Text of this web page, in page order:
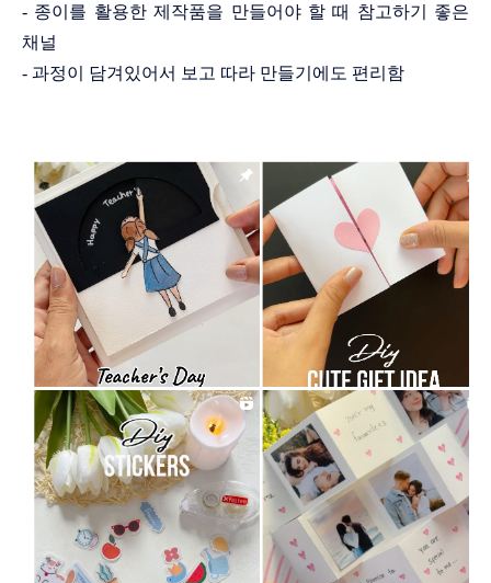
- 종이를 활용한 제작품을 만들어야 할 때 참고하기 좋은
채널
- 과정이 담겨있어서 보고 따라 만들기에도 편리함